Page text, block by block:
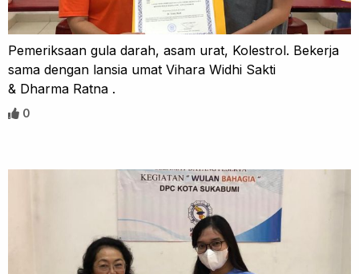
Pemeriksaan gula darah, asam urat, Kolestrol. Bekerja
sama dengan lansia umat Vihara Widhi Sakti
& Dharma Ratna .
0